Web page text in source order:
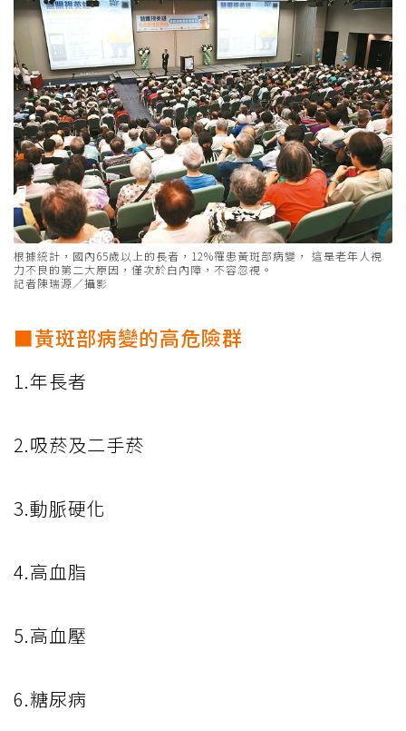
根據統計，國內65歲以上的長者，12%罹患黃斑部病變， 這是老年人視
力不良的第二大原因，僅次於白內障，不容忽視。
記者陳瑞源／攝影
■黃斑部病變的高危險群
1.年長者
2.吸菸及二手菸
3.動脈硬化
4.高血脂
5.高血壓
6.糖尿病